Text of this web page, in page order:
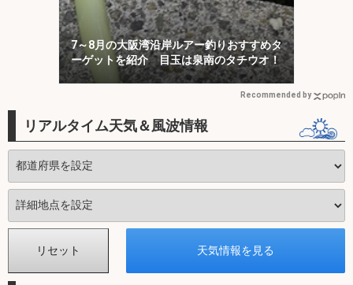
7～8月の大阪湾沿岸ルアー釣りおすすめタ
ーゲットを紹介 目玉は泉南のタチウオ！
Recommended by
リアルタイム天気＆風波情報